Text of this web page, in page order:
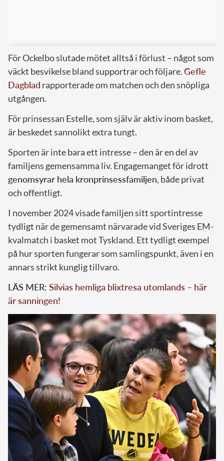
För Ockelbo slutade mötet alltså i förlust – något som
väckt besvikelse bland supportrar och följare.Gefle
Dagblad rapporterade om matchen och den snöpliga
utgången.
För prinsessan Estelle, som själv är aktiv inom basket,
är beskedet sannolikt extra tungt.
Sporten är inte bara ett intresse – den är en del av
familjens gemensamma liv. Engagemanget för idrott
genomsyrar hela kronprinsessfamiljen, både privat
och offentligt.
I november 2024 visade familjen sitt sportintresse
tydligt när de gemensamt närvarade vid Sveriges EM-
kvalmatch i basket mot Tyskland. Ett tydligt exempel
på hur sporten fungerar som samlingspunkt, även i en
annars strikt kunglig tillvaro.
LÄS MER: Silvias hemliga blixtresa utomlands – här
är sanningen!